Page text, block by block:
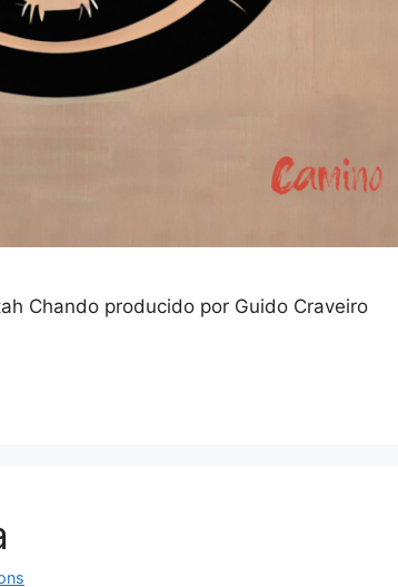
Chando producido por Guido Craveiro